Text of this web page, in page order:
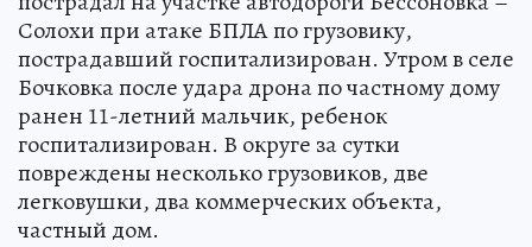
Солохи при атаке БПЛА по грузовику,
пострадавший госпитализирован. Утром в селе
Бочковка после удара дрона по частному дому
ранен 11-летний мальчик, ребенок
госпитализирован. В округе за сутки
повреждены несколько грузовиков, две
легковушки, два коммерческих объекта,
частный дом.